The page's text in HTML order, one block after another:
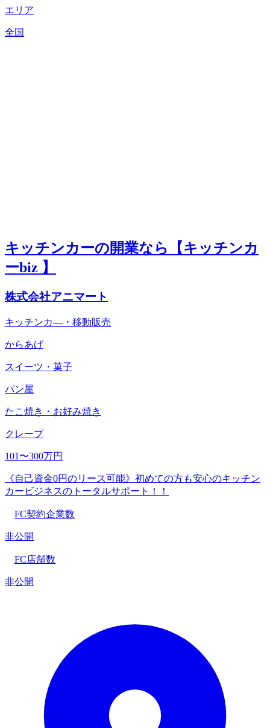
エリア
全国
キッチンカーの開業なら【キッチンカ
ーbiz 】
株式会社アニマート
キッチンカ―・移動販売
からあげ
スイーツ・菓子
パン屋
たこ焼き・お好み焼き
クレープ
101〜300万円
《自己資金0円のリース可能》初めての方も安心のキッチン
カービジネスのトータルサポート！！
FC契約企業数
非公開
FC店舗数
非公開